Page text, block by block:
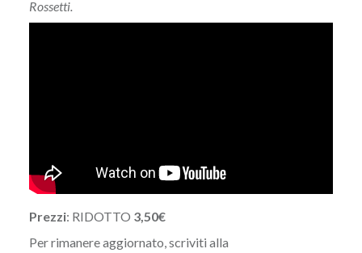
Rossetti.
Prezzi: RIDOTTO 3,50€
Per rimanere aggiornato, scriviti alla